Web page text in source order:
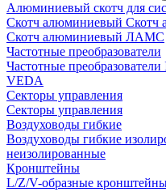
Алюминиевый скотч для
Скотч алюминиевый Скотч
Скотч алюминиевый ЛАМС
Частотные преобразователи
Частотные преобразователи
VEDA
Секторы управления
Секторы управления
Воздуховоды гибкие
Воздуховоды гибкие
неизолированные
Кронштейны
L/Z/V-образные